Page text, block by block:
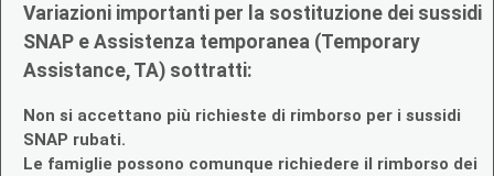
Variazioni importanti per la sostituzione dei sussidi
SNAP e Assistenza temporanea (Temporary
Assistance, TA) sottratti:
Non si accettano più richieste di rimborso per i sussidi
SNAP rubati.
Le famiglie possono comunque richiedere il rimborso dei